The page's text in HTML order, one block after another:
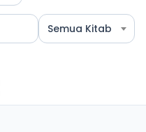
Semua Kitab